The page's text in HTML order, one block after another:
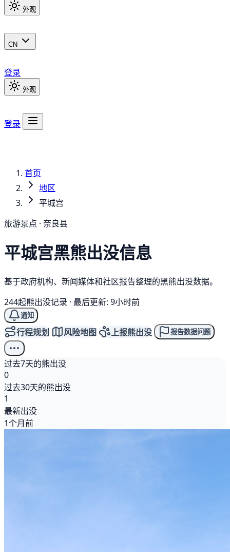
外观
CN
登录
外观
登录
首页
地区
平城宫
旅游景点 · 奈良县
平城宫黑熊出没信息
基于政府机构、新闻媒体和社区报告整理的黑熊出没数据。
244起熊出没记录 · 最后更新: 9小时前
通知
行程规划 风险地图 上报熊出没 报告数据问题
过去7天的熊出没
0
过去30天的熊出没
1
最新出没
1个月前